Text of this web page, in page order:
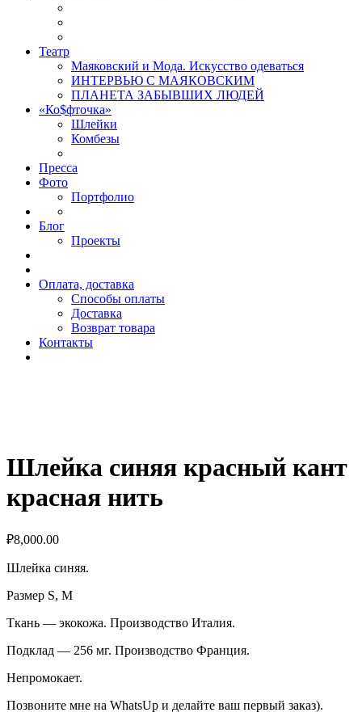
Театр
Маяковский и Мода. Искусство одеваться
ИНТЕРВЬЮ С МАЯКОВСКИМ
ПЛАНЕТА ЗАБЫВШИХ ЛЮДЕЙ
«Ко$фточка»
Шлейки
Комбезы
Пресса
Фото
Портфолио
Блог
Проекты
Оплата, доставка
Способы оплаты
Доставка
Возврат товара
Контакты
Шлейка синяя красный кант
красная нить
₽8,000.00
Шлейка синяя.
Размер S, M
Ткань — экокожа. Производство Италия.
Подклад — 256 мг. Производство Франция.
Непромокает.
Позвоните мне на WhatsUp и делайте ваш первый заказ).